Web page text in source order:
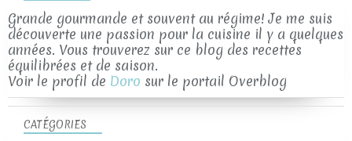
Grande gourmande et souvent au régime! Je me suis
découverte une passion pour la cuisine il y a quelques
années. Vous trouverez sur ce blog des recettes
équilibrées et de saison.
Voir le profil de Doro sur le portail Overblog
CATÉGORIES